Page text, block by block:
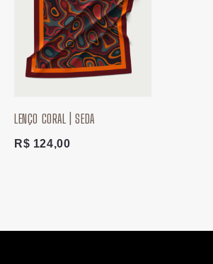
LENÇO CORAL | SEDA
R$ 124,00